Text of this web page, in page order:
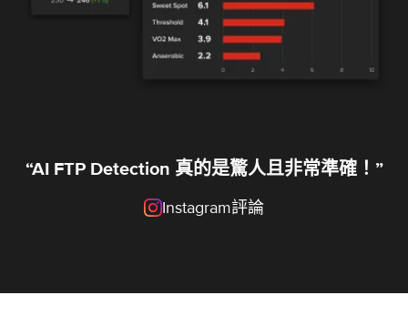
“AI FTP Detection 真的是驚人且非常準確！”
Instagram評論